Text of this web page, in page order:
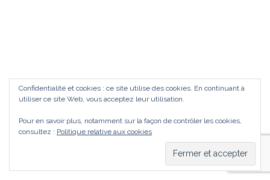
Confidentialité et cookies : ce site utilise des cookies. En continuant à
utiliser ce site Web, vous acceptez leur utilisation.
Pour en savoir plus, notamment sur la façon de contrôler les cookies,
consultez : Politique relative aux cookies